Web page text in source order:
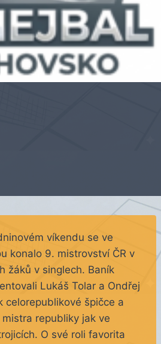
víkendu se ve
konalo 9. mistrovství ČR v
žáků v singlech. Baník
Lukáš Tolar a Ondřej
celorepublikové špičce a
republiky jak ve
O své roli favorita